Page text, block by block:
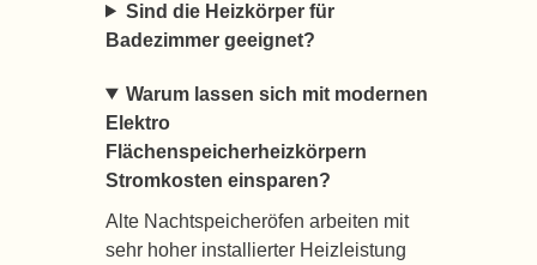
Sind die Heizkörper für
Badezimmer geeignet?
Warum lassen sich mit modernen
Elektro
Flächenspeicherheizkörpern
Stromkosten einsparen?
Alte Nachtspeicheröfen arbeiten mit
sehr hoher installierter Heizleistung